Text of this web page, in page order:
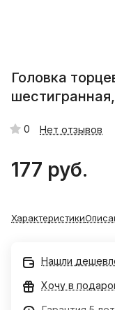
Головка
0 Нет отзывов
177 руб.
Характеристики
Нашли
Хочу в